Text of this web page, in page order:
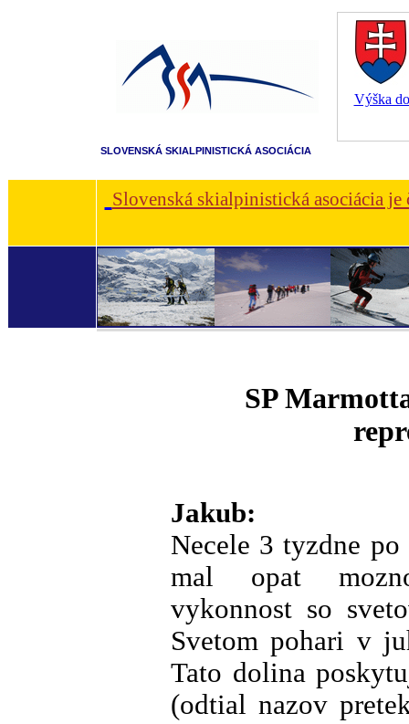
Výška
SLOVENSKÁ SKIALPINISTICKÁ ASOCIÁCIA
Slovenská skialpinistická asociácia
SP
Jakub:
Necele 3 tyzdne po
mal opat
vykonnost so
Svetom pohari v
Tato dolina
(odtial nazov